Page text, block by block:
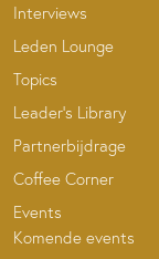
Interviews
Leden Lounge
Topics
Leader’s Library
Partnerbijdrage
Coffee Corner
Events
Komende events